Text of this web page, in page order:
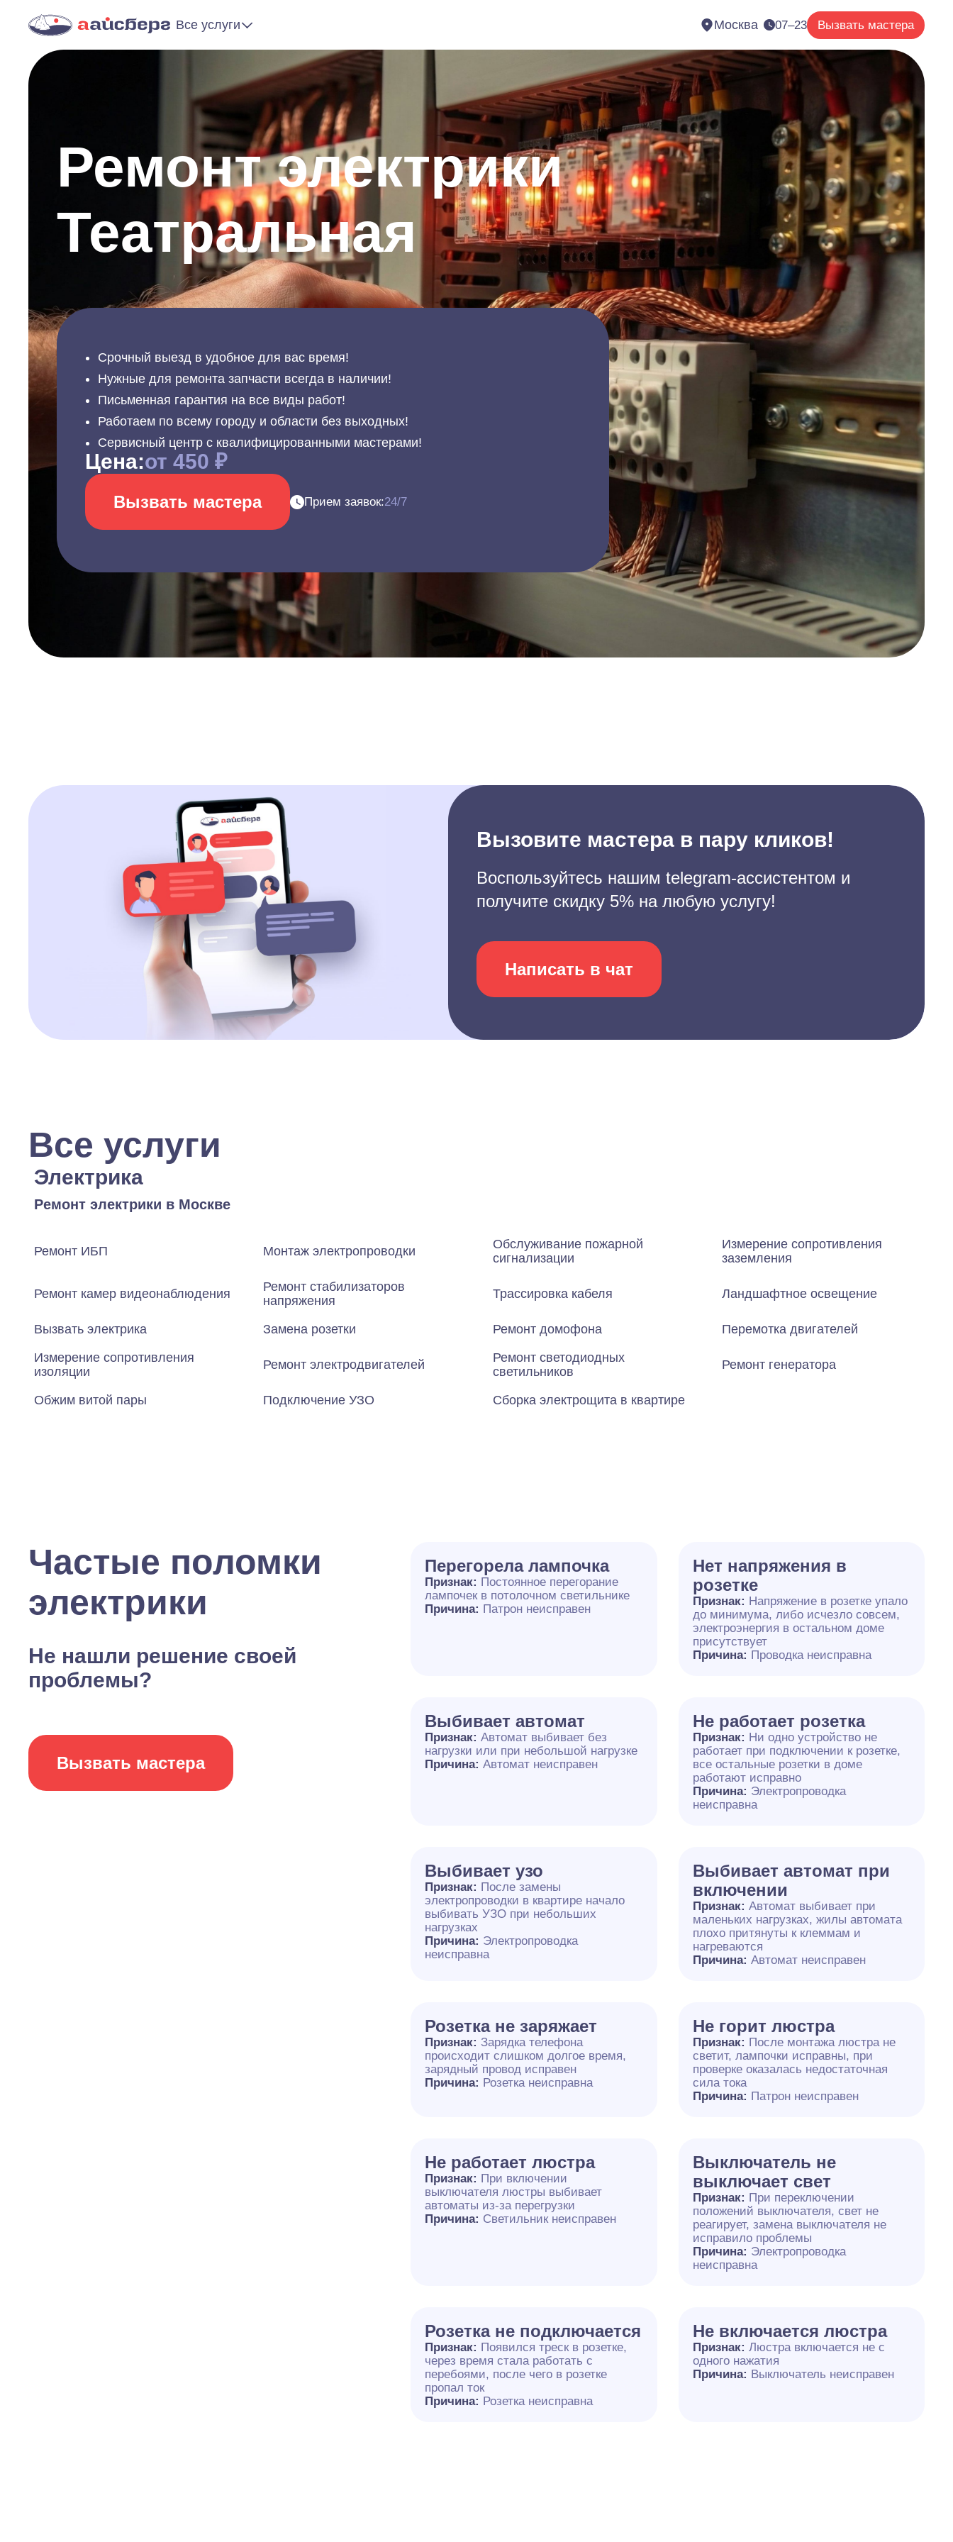
Все услуги Москва 07–23 Вызвать мастера
Ремонт электрики
Театральная
Срочный выезд в удобное для вас время!
Нужные для ремонта запчасти всегда в наличии!
Письменная гарантия на все виды работ!
Работаем по всему городу и области без выходных!
Сервисный центр с квалифицированными мастерами!
Цена:от 450 ₽
Вызвать мастера Прием заявок:24/7
Вызовите мастера в пару кликов!
Воспользуйтесь нашим telegram-ассистентом и
получите скидку 5% на любую услугу!
Написать в чат
Все услуги
Электрика
Ремонт электрики в Москве
Ремонт ИБП Монтаж электропроводки
Обслуживание пожарной
сигнализации
Измерение сопротивления
заземления
Ремонт камер видеонаблюдения
Ремонт стабилизаторов
напряжения
Трассировка кабеля Ландшафтное освещение
Вызвать электрика Замена розетки Ремонт домофона
Перемотка двигателей
Измерение сопротивления
изоляции
Ремонт электродвигателей
Ремонт светодиодных
светильников
Ремонт генератора
Обжим витой пары Подключение УЗО Сборка электрощита в квартире
Частые поломки
электрики
Не нашли решение своей
проблемы?
Вызвать мастера
Перегорела лампочка
Признак: Постоянное перегорание
лампочек в потолочном светильнике
Причина: Патрон неисправен
Нет напряжения в
розетке
Признак: Напряжение в розетке упало
до минимума, либо исчезло совсем,
электроэнергия в остальном доме
присутствует
Причина: Проводка неисправна
Выбивает автомат
Признак:Автомат выбивает без
нагрузки или при небольшой нагрузке
Причина:Автомат неисправен
Не работает розетка
Признак: Ни одно устройство не
работает при подключении к розетке,
все остальные розетки в доме
работают исправно
Причина: Электропроводка
неисправна
Выбивает узо
Признак: После замены
электропроводки в квартире начало
выбивать УЗО при небольших
нагрузках
Причина: Электропроводка
неисправна
Выбивает автомат при
включении
Признак: Автомат выбивает при
маленьких нагрузках, жилы автомата
плохо притянуты к клеммам и
нагреваются
Причина: Автомат неисправен
Розетка не заряжает
Признак: Зарядка телефона
происходит слишком долгое время,
зарядный провод исправен
Причина: Розетка неисправна
Не горит люстра
Признак: После монтажа люстра не
светит, лампочки исправны, при
проверке оказалась недостаточная
сила тока
Причина: Патрон неисправен
Не работает люстра
Признак: При включении
выключателя люстры выбивает
автоматы из-за перегрузки
Причина: Светильник неисправен
Выключатель не
выключает свет
Признак: При переключении
положений выключателя, свет не
реагирует, замена выключателя не
исправило проблемы
Причина: Электропроводка
неисправна
Розетка не подключается
Признак: Появился треск в розетке,
через время стала работать с
перебоями, после чего в розетке
пропал ток
Причина: Розетка неисправна
Не включается люстра
Признак: Люстра включается не с
одного нажатия
Причина: Выключатель неисправен